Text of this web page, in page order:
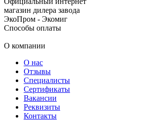
магазин дилера завода
ЭкоПром - Экомиг
Способы оплаты
О компании
О нас
Отзывы
Специалисты
Сертификаты
Вакансии
Реквизиты
Контакты